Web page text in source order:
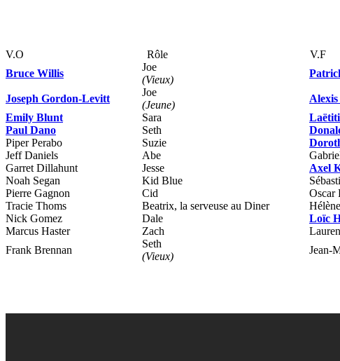
V.O Rôle
V.F
Bruce Willis
Joe
(Vieux)
Joseph Gordon-Levitt
Joe
(Jeune)
Emily Blunt
Sara
Paul Dano
Seth
Piper Perabo
Suzie
Jeff Daniels
Abe
Garret Dillahunt
Jesse
Axel
Noah Segan
Kid Blue
Pierre Gagnon
Cid
Oscar
Tracie Thoms
Beatrix, la serveuse au Diner
Nick Gomez
Dale
Loïc
Marcus Haster
Zach
Frank Brennan
Seth
(Vieux)
Jean-